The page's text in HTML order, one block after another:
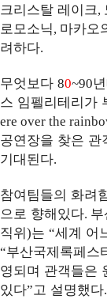
크리스탈 레이크,
로모소닉, 마카오
려하다.
무엇보다 80~90
스 임펠리테리가
ere over the
공연장을 찾은 관
기대된다.
참여팀들의 화려
으로 향해있다.
직위)는 “세계 어
“부산국제록페스
영되며 관객들은
있다”고 설명했다.